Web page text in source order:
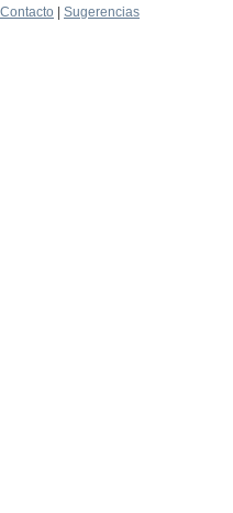
Contacto
Sugerencias